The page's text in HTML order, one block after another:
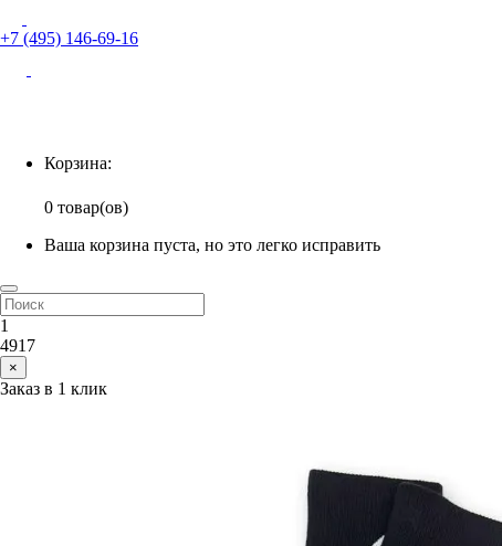
+7 (495) 146-69-16
Корзина:
0 товар(ов)
Ваша корзина пуста, но это легко исправить
1
4917
×
Заказ в 1 клик